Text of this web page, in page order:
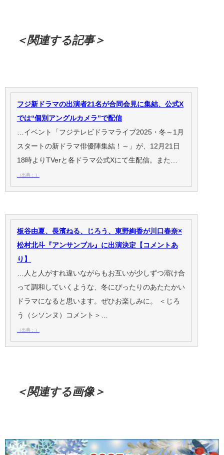
＜関連する記事＞
フジ新ドラマの出演者21名が合同会見に集結、公式X
では“個別アングルカメラ”で配信
…イベント「フジテレビドラマライブ2025・冬～1月
スタートの新ドラマ俳優陣集結！～」が、12月21日
18時よりTVerと各ドラマ公式Xにて生配信。また…
（出典：）
板谷由夏、長濱ねる、じろう、東野絢香が川口春奈×
松村北斗『アンサンブル』に出演決定【コメントあ
り】
…人と人がすれ違いながらもお互いが少しずつ溶け合
って調和していくような、冬にぴったりのあたたかい
ドラマになると思います。ぜひお楽しみに。 ＜じろ
う（シソンヌ）コメント＞…
（出典：）
＜関連する画像＞